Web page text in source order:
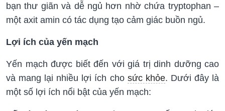
bạn thư giãn và dễ ngủ hơn nhờ chứa tryptophan –
một axit amin có tác dụng tạo cảm giác buồn ngủ.
Lợi ích của yến mạch
Yến mạch được biết đến với giá trị dinh dưỡng cao
và mang lại nhiều lợi ích cho sức khỏe. Dưới đây là
một số lợi ích nổi bật của yến mạch: